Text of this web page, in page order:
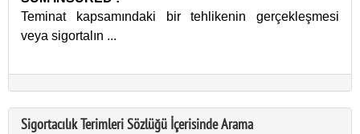
Teminat kapsamındaki bir tehlikenin gerçekleşmesi
veya sigortalın ...
Sigortacılık Terimleri Sözlüğü İçerisinde Arama